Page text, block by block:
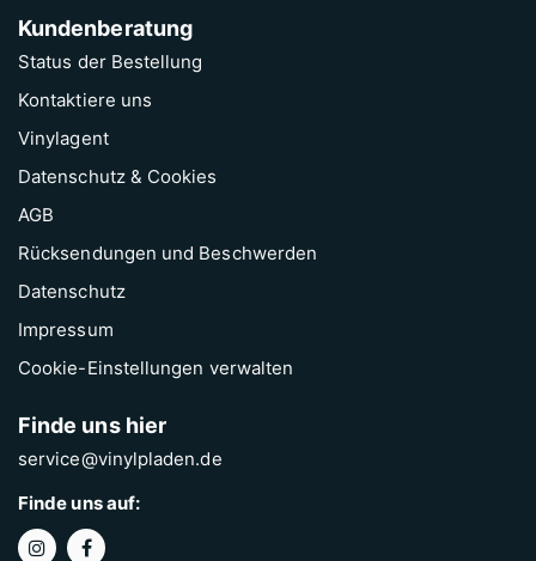
Kundenberatung
Status der Bestellung
Kontaktiere uns
Vinylagent
Datenschutz & Cookies
AGB
Rücksendungen und Beschwerden
Datenschutz
Impressum
Cookie-Einstellungen verwalten
Finde uns hier
service@vinylpladen.de
Finde uns auf: